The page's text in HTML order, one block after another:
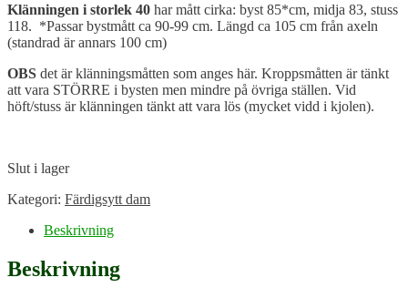
Klänningen i storlek 40 har mått cirka: byst 85*cm, midja 83, stuss
118. *Passar bystmått ca 90-99 cm. Längd ca 105 cm från axeln
(standrad är annars 100 cm)
OBS det är klänningsmåtten som anges här. Kroppsmåtten är tänkt
att vara STÖRRE i bysten men mindre på övriga ställen. Vid
höft/stuss är klänningen tänkt att vara lös (mycket vidd i kjolen).
Slut i lager
Kategori: Färdigsytt dam
Beskrivning
Beskrivning